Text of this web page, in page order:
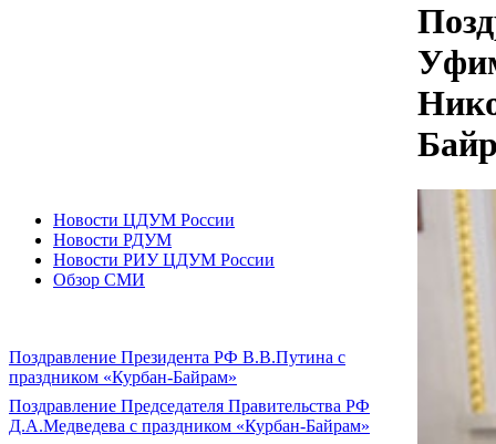
Новости ЦДУМ России
Новости РДУМ
Новости РИУ ЦДУМ России
Обзор СМИ
Поздравление Президента РФ В.В.Путина с
праздником «Курбан-Байрам»
Поздравление Председателя Правительства РФ
Д.А.Медведева с праздником «Курбан-Байрам»